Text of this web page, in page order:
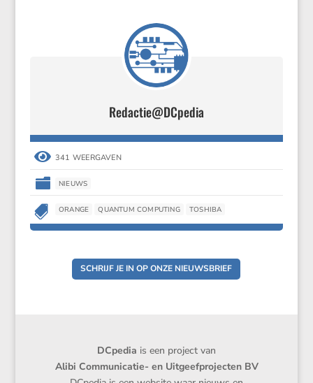
Redactie@DCpedia
 341 WEERGAVEN
 NIEUWS
 ORANGE QUANTUM COMPUTING TOSHIBA
SCHRIJF JE IN OP ONZE NIEUWSBRIEF
DCpedia is een project van
Alibi Communicatie- en Uitgeefprojecten BV